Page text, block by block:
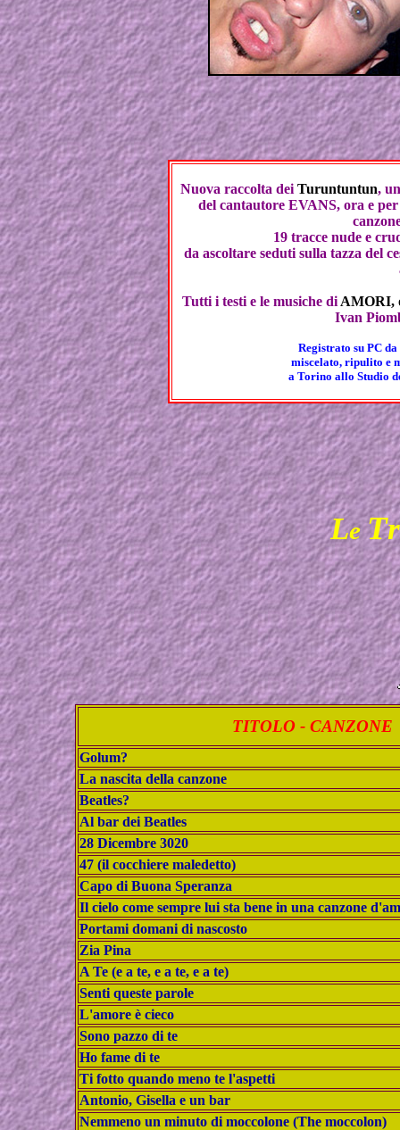
Nuova raccolta dei Turuntuntun,
del cantautore EVANS, ora e
19 tracce nude e
da ascoltare seduti sulla tazza del
Tutti i testi e le musiche di AMORI,
Ivan
Registrato su PC
miscelato, ripulito e
a Torino allo Studio
LeT
TITOLO - CANZONE
Golum?
La nascita della canzone
Beatles?
Al bar dei Beatles
28 Dicembre 3020
47 (il cocchiere maledetto)
Capo di Buona Speranza
Il cielo come sempre lui sta bene in una canzone
Portami domani di nascosto
Zia Pina
A Te (e a te, e a te, e a te)
Senti queste parole
L'amore è cieco
Sono pazzo di te
Ho fame di te
Ti fotto quando meno te l'aspetti
Antonio, Gisella e un bar
Nemmeno un minuto di moccolone (The moccolon)